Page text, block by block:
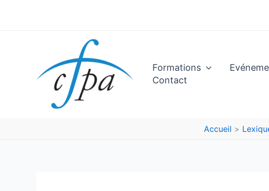
Formations
Contact
Accueil